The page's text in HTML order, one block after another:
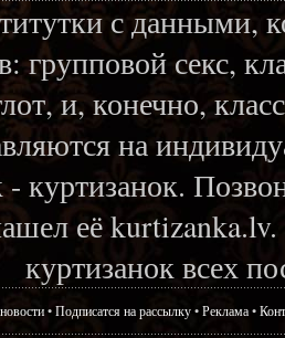
с данными,
групповой секс,
и, конечно,
на
- куртизанок.
её
куртизанок всех
•Подписатся на рассылку•Реклама•